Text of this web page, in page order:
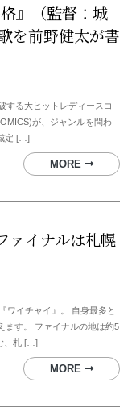
』（監督：城
を前野健太が書
する大ヒットレディースコ
が、ジャンルを問わ
定 […]
MORE
ァイナルは札幌
ワイチャイ』。 自身最多と
ます。 ファイナルの地は約5
、札 […]
MORE